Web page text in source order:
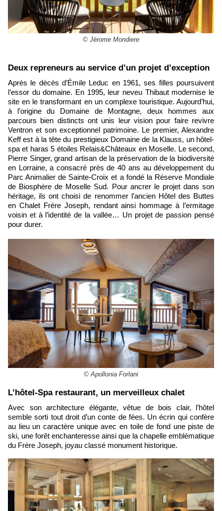
© Jérome Mondiere
​Deux repreneurs au service d’un projet d’exception
Après le décès d’Émile Leduc en 1961, ses filles poursuivent
l’essor du domaine. En 1995, leur neveu Thibaut modernise le
site en le transformant en un complexe touristique. Aujourd’hui,
à l’origine du Domaine de Montagne, deux hommes aux
parcours bien distincts ont unis leur vision pour faire revivre
Ventron et son exceptionnel patrimoine. Le premier, Alexandre
Keff est à la tête du prestigieux Domaine de la Klauss, un hôtel-
spa et haras 5 étoiles Relais&Châteaux en Moselle. Le second,
Pierre Singer, grand artisan de la préservation de la biodiversité
en Lorraine, a consacré près de 40 ans au développement du
Parc Animalier de Sainte-Croix et a fondé la Réserve Mondiale
de Biosphère de Moselle Sud. Pour ancrer le projet dans son
héritage, ils ont choisi de renommer l’ancien Hôtel des Buttes
en Chalet Frère Joseph, rendant ainsi hommage à l’ermitage
voisin et à l’identité de la vallée… Un projet de passion pensé
pour durer.
© Apollonia Forlani
​L’hôtel-Spa restaurant, un merveilleux chalet
Avec son architecture élégante, vêtue de bois clair, l’hôtel
semble sorti tout droit d’un conte de fées. Un écrin qui confère
au lieu un caractère unique avec en toile de fond une piste de
ski, une forêt enchanteresse ainsi que la chapelle emblématique
du Frère Joseph, joyau classé monument historique.